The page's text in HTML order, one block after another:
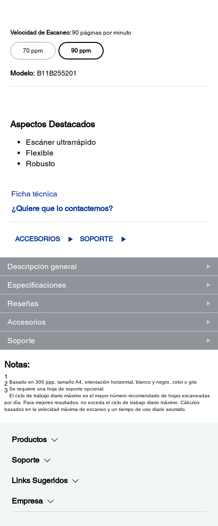
Velocidad de Escaneo:90 páginas por minuto
70 ppm 90 ppm
Modelo: B11B255201
Aspectos Destacados
Escáner ultrarrápido
Flexible
Robusto
Ficha técnica
¿Quiere que lo contactemos?
ACCESORIOS SOPORTE
Descripción general
Especificaciones
Reseñas
Accesorios
Soporte
Notas:
1
Basado en 300 ppp, tamaño A4, orientación horizontal, blanco y negro, color o gris
2
Se requiere una hoja de soporte opcional.
3
El ciclo de trabajo diario máximo es el mayor número recomendado de hojas escaneadas
por día. Para mejores resultados, no exceda el ciclo de trabajo diario máximo. Cálculos
basados en la velocidad máxima de escaneo y un tiempo de uso diario asumido.
Productos
Soporte
Links Sugeridos
Empresa